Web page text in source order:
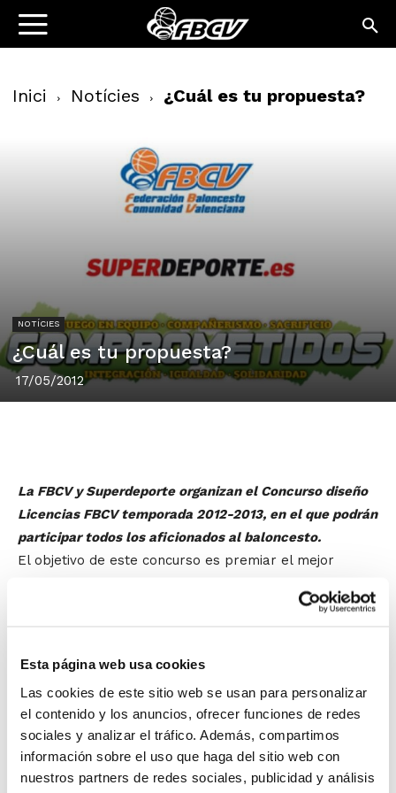
Esta página web usa cookies
Las cookies de este sitio web se usan para personalizar
el contenido y los anuncios, ofrecer funciones de redes
sociales y analizar el tráfico. Además, compartimos
información sobre el uso que haga del sitio web con
nuestros partners de redes sociales, publicidad y análisis
Inici Notícies ¿Cuál es tu propuesta?
NOTÍCIES
¿Cuál es tu propuesta?
17/05/2012
La FBCV y Superdeporte organizan el Concurso diseño
Licencias FBCV temporada 2012-2013, en el que podrán
participar todos los aficionados al baloncesto.
El objetivo de este concurso es premiar el mejor
las licencias de la temporada 2012-2013 de la
sido el más votado en la web de Superdeporte.
El plazo de presentación de los trabajos comenzará el
15 de mayo de 2012, y finalizará el 15 de junio de 2012,